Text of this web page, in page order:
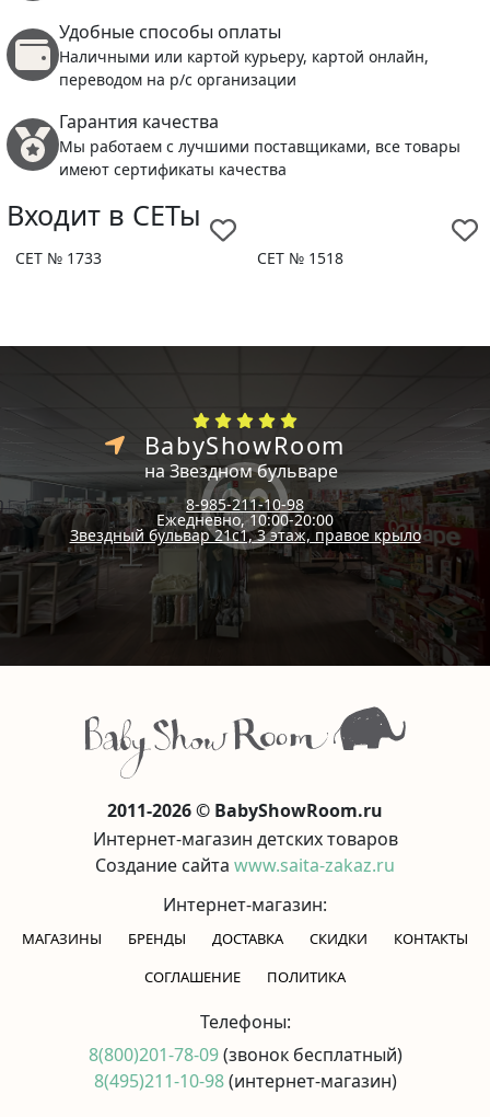
Удобные способы оплаты
Наличными или картой курьеру, картой онлайн,
переводом на р/с организации
Гарантия качества
Мы работаем с лучшими поставщиками, все товары
имеют сертификаты качества
Входит в СЕТы
СЕТ № 1733 СЕТ № 1518
BabyShowRoom
на Звездном бульваре
8-985-211-10-98
Ежедневно, 10:00-20:00
Звездный бульвар 21с1, 3 этаж, правое крыло
2011-2026 © BabyShowRoom.ru
Интернет-магазин детских товаров
Создание сайта www.saita-zakaz.ru
Интернет-магазин:
МАГАЗИНЫ БРЕНДЫ ДОСТАВКА СКИДКИ
КОНТАКТЫ
CОГЛАШЕНИЕ
ПОЛИТИКА
Телефоны:
8(800)201-78-09(звонок бесплатный)
8(495)211-10-98(интернет-магазин)